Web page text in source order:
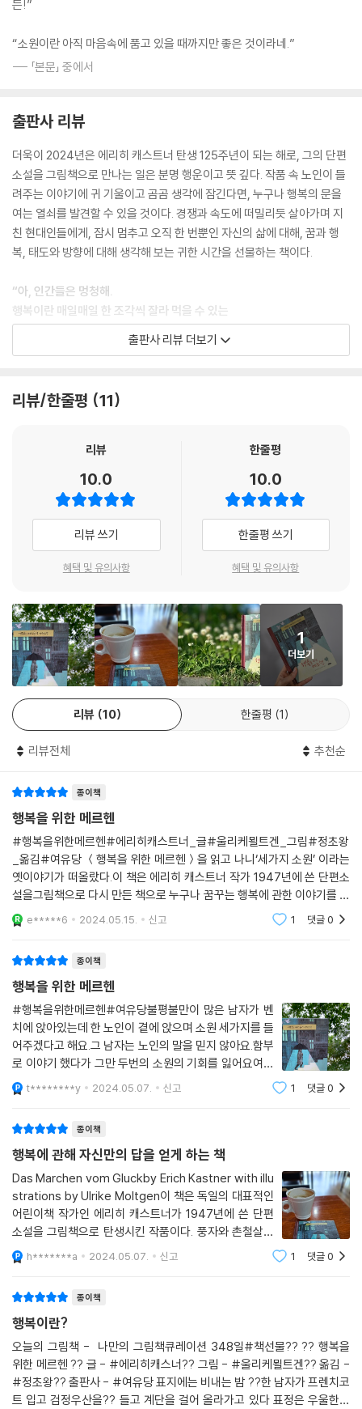
든!”
“소원이란 아직 마음속에 품고 있을 때까지만 좋은 것이라네.”
--- 「본문」 중에서
출판사 리뷰
더욱이 2024년은 에리히 캐스트너 탄생 125주년이 되는 해로, 그의 단편
소설을 그림책으로 만나는 일은 분명 행운이고 뜻 깊다. 작품 속 노인이 들
려주는 이야기에 귀 기울이고 곰곰 생각에 잠긴다면, 누구나 행복의 문을
여는 열쇠를 발견할 수 있을 것이다. 경쟁과 속도에 떠밀리듯 살아가며 지
친 현대인들에게, 잠시 멈추고 오직 한 번뿐인 자신의 삶에 대해, 꿈과 행
복, 태도와 방향에 대해 생각해 보는 귀한 시간을 선물하는 책이다.
“아, 인간들은 멍청해.
행복이란 매일매일 한 조각씩 잘라 먹을 수 있는
저장용 소시지가 아니거든!”
참혹한 전쟁을 두 번이나 겪고, 나치에 의해 책이 불태워지고 집필 금지를
풍자, 해학이라는 문학의 장치를 빌려 부조리한 사회를 비판하고 자유와
‘메르헨’이라는 단어가 보여 주듯 현실과 환상, 현재와 과거를 넘나들며 우
리 삶의 태도를 돌아보게 한다.
이야기는 첫 번째 화자인 ‘나’(현재의 젊은이)가 두 번째 화자인 ‘노인’에게
서 전해 들은 이야기를 들려주는 형식을 취한다. 연기 자욱한 선술집에서
는 “행복이란 매일매일 한 조각씩 잘라 먹을 수 있는 저장용 소시지가 아
니”라고 일갈한다. 그러곤 40년 전에 겪은 옛이야기 같은 이야기를 들려
준다.
노인은 젊었을 때 불평불만에 가득 차 신과 세상을 원망하고 있었는데, 갑
자기 산타클로스처럼 생긴 이상한 노인이 툭 나타나 소원 세 개를 들어주
겠다고 제안한다. 그리고 “자네의 불평불만이 우리 신경에 몹시 거슬”린다
아는 옛이야기 ‘세 가지 소원’이 떠오르는데, 작가는 결말을 살짝 비튼다.
막 소원 하나를 40년 동안 쓰지 않았다며 의미심장한 말을 남기고 떠난다.
“소원이란 아직 마음속에 품고 있을 때까지만 좋은 것이라네.”
옛날이야기가 지금의 이야기에게,
노인이 젊은이에게,
삶이 힘겨운 이들을 위해
행복의 길을 비춰 주는 마법 같은 이야기
첫 번째 화자가 이야기를 듣는 장면을 상상해 보자. ‘연기 자욱한’ 선술집에
화자인 젊은이가 혼자 술을 마시고 있다. 그때 두 번째 화자인 노인이 말을
걸고는, 믿거나 말거나 자신의 경험을 들려주며 잘 살기를 빌어 준다. 마치
40년 전 이상한 노인이 자신에게 그랬던 것처럼.
그리고 지금 우리는 첫 번째 화자를 통해, 아니 에리히 캐스트너를 통해 이
이야기를 듣고 있다. 이제 이 이야기에서 무엇을 느끼고 깨달을지는 독자
느끼는가. 세 가지 소원을 이룰 수 있다면 무엇을 꼽을 것인가. 만약 그 소
원을 이룬다면 영원히 행복할 수 있을까 등등 질문이 꼬리를 물고 이어질
수 있다. 나아가 여럿이 함께 읽고 함께 토론한다면, 서로가 서로에게 행운
과 지혜를 나눠 주는 산타클로스 같은 존재가 될 수 있지 않을까.
이렇듯 이 짧은 이야기는 행복의 문을 여는 열쇠는 바로 지금, 여기, 당신의
손에 있으니 너무 불행해하지 말라고 다독이는 듯하다. 한국의 독일아동청
소년문학 박사 1호이자 아동청소년문학평론가 김경연 선생님은 책 말미에
“노인의 이야기에 등장하는 또 다른 노인은 소원을 이루면 반드시 행복해
져야 한다고 말한다. 하지만 세 가지 소원 옛이야기와 마찬가지로 이미 이
루어진 소원은 헛된 것으로 판명된다. 그렇다면 이루어질 소원이 있든 없
든, 소원이 이루어지든 아니든, 우리 곁에 가까이 있는 것, 현재 가진 것, 지
금 견디고 있는 시간이 행복의 조건은 아닐까?”
출판사 리뷰 더보기
리뷰/한줄평 11
리뷰
10.0
리뷰 쓰기
혜택 및 유의사항
한줄평
10.0
한줄평 쓰기
혜택 및 유의사항
1
더보기
리뷰 10 한줄평 1
리뷰전체 추천순
종이책
행복을 위한 메르헨
#행복을위한메르헨#에리히캐스트너_글#울리케묄트겐_그림#정초왕
_옮김#여유당 ＜행복을 위한 메르헨＞을 읽고 나니‘세가지 소원’ 이라는
옛이야기가 떠올랐다.이 책은 에리히 캐스트너 작가 1947년에 쓴 단편소
설을그림책으로 다시 만든 책으로 누구나 꿈꾸는 행복에 관한 이야기를 하
고 있다. 책에서처럼 갑자기 나타난 노인이 나에게 행복해질 수 있는소원
세 가지를 말하라고 한다면
e*****6 2024.05.15. 신고 1 댓글0
종이책
행복을 위한 메르헨
#행복을위한메르헨#여유당불평불만이 많은 남자가 벤
치에 앉아있는데 한 노인이 곁에 앉으며 소원 세가지를 들
어주겠다고 해요.그 남자는 노인의 말을 믿지 않아요.함부
로 이야기 했다가 그만 두번의 소원의 기회를 잃어요여기
까지는 우리가 알고있는 기존의 이야기와 같아요.그러나
세번째 소원에서 전혀 다른 반전이 있어요.아름다운 철학
t********y 2024.05.07. 신고 1 댓글0
종이책
행복에 관해 자신만의 답을 얻게 하는 책
Das Marchen vom Gluckby Erich Kastner with illu
strations by Ulrike Moltgen이 책은 독일의 대표적인
어린이책 작가인 에리히 캐스트너가 1947년에 쓴 단편
소설을 그림책으로 탄생시킨 작품이다. 풍자와 촌철살인
의 대가인 에리히 케스트너의 글에 울리케 묄트겐의 심오
한 그림이 더해져 독자에게 상상과 해석의 여지를 준다.
h*******a 2024.05.07. 신고 1 댓글0
종이책
행복이란?
오늘의 그림책 - 나만의 그림책큐레이션 348일#책선물?? ?? 행복을
위한 메르헨 ?? 글 - #에리히캐스너?? 그림 - #울리케묄트겐?? 옮김 -
#정초왕?? 출판사 - #여유당 표지에는 비내는 밤 ??한 남자가 프렌치코
트 입고 검정우산을?? 들고 계단을 걸어 올라가고 있다 표정은 우울한듯